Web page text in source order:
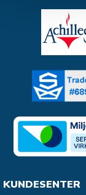
KUNDESENTER